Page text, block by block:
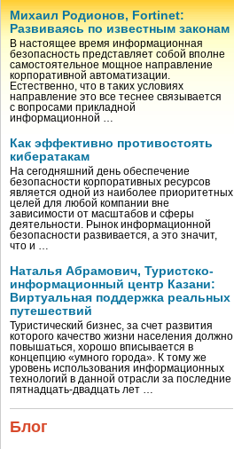
Михаил Родионов, Fortinet:
Развиваясь по известным законам
В настоящее время информационная
безопасность представляет собой вполне
самостоятельное мощное направление
корпоративной автоматизации.
Естественно, что в таких условиях
направление это все теснее связывается
с вопросами прикладной
информационной …
Как эффективно противостоять
кибератакам
На сегодняшний день обеспечение
безопасности корпоративных ресурсов
является одной из наиболее приоритетных
целей для любой компании вне
зависимости от масштабов и сферы
деятельности. Рынок информационной
безопасности развивается, а это значит,
что и …
Наталья Абрамович, Туристско-
информационный центр Казани:
Виртуальная поддержка реальных
путешествий
Туристический бизнес, за счет развития
которого качество жизни населения должно
повышаться, хорошо вписывается в
концепцию «умного города». К тому же
уровень использования информационных
технологий в данной отрасли за последние
пятнадцать-двадцать лет …
Блог